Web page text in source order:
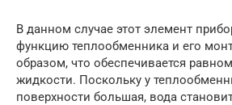
В данном случае этот элемент
функцию теплообменника и его
образом, что обеспечивается
жидкости. Поскольку у
поверхности большая, вода